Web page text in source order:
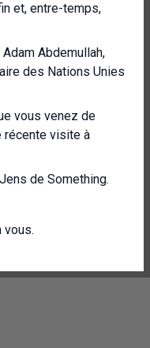
et, entre-temps,
Abdemullah,
des Nations Unies
vous venez de
récente visite à
de Something.
vous.